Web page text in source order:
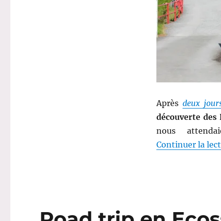
Après deux
découverte des
nous
Continuer la